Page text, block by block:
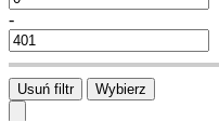
-
Usuń filtr Wybierz